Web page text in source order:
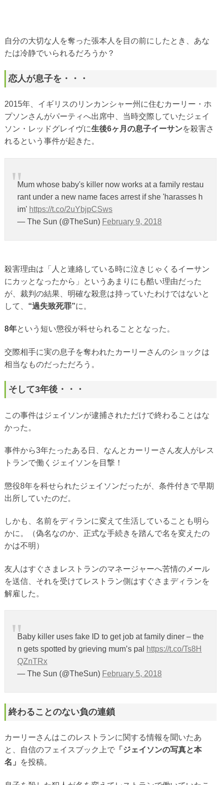
自分の大切な人を奪った張本人を目の前にしたとき、あな
たは冷静でいられるだろうか？
恋人が息子を・・・
2015年、イギリスのリンカンシャー州に住むカーリー・ホ
プソンさんがパーティへ出席中、当時交際していたジェイ
ソン・レッドグレイヴに生後6ヶ月の息子イーサンを殺害さ
れるという事件が起きた。
Mum whose baby's killer now works at a family restau
rant under a new name faces arrest if she 'harasses h
im' https://t.co/2uYbjpCSws
— The Sun (@TheSun) February 9, 2018
殺害理由は「人と連絡している時に泣きじゃくるイーサン
にカッとなったから」というあまりにも酷い理由だった
が、裁判の結果、明確な殺意は持っていたわけではないと
して、 “過失致死罪”に。
8年という短い懲役が科せられることとなった。
交際相手に実の息子を奪われたカーリーさんのショックは
相当なものだっただろう。
そして3年後・・・
この事件はジェイソンが逮捕されただけで終わることはな
かった。
事件から3年たったある日、なんとカーリーさん友人がレス
トランで働くジェイソンを目撃！
懲役8年を科せられたジェイソンだったが、条件付きで早期
出所していたのだ。
しかも、名前をディランに変えて生活していることも明ら
かに。（偽名なのか、正式な手続きを踏んで名を変えたの
かは不明）
友人はすぐさまレストランのマネージャーへ苦情のメール
を送信、それを受けてレストラン側はすぐさまディランを
解雇した。
Baby killer uses fake ID to get job at family diner – the
n gets spotted by grieving mum’s pal
https://t.co/Ts8H
QZnTRx
— The Sun (@TheSun) February 5, 2018
終わることのない負の連鎖
カーリーさんはこのレストランに関する情報を聞いたあ
と、自信のフェイスブック上で「ジェイソンの写真と本
名」
を投稿。